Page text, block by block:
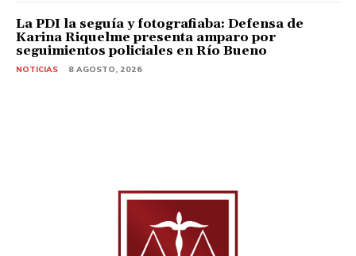
La PDI la seguía y fotografiaba: Defensa de
Karina Riquelme presenta amparo por
seguimientos policiales en Río Bueno
NOTICIAS 8 AGOSTO, 2026